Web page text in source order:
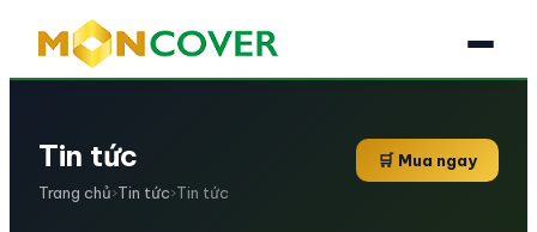
Tin tức
Trang chủ›Tin tức›Tin tức
🛒 Mua ngay